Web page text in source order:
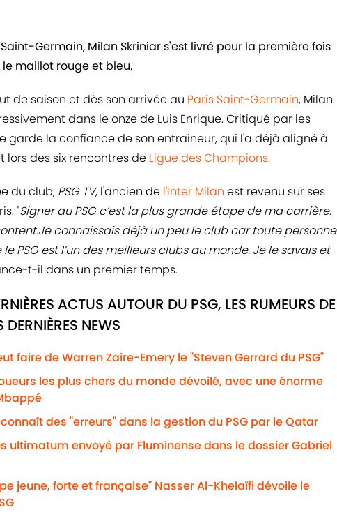
Germain, Milan Skriniar s'est livré pour la première fois
maillot rouge et bleu.
de saison et dès son arrivée au Paris Saint-Germain, Milan
dans le onze de Luis Enrique. Critiqué par les
garde la confiance de son entraineur, qui l'a déjà aligné à
lors des six rencontres de Ligue des Champions.
du club, PSG TV, l'ancien de l'Inter Milan est revenu sur ses
"Signer au PSG c’est la plus grande étape de ma carrière.
connaissais déjà un peu le club car toute personne
PSG est l’un des meilleurs clubs au monde. Je le savais et
t-il dans un premier temps.
ACTUS AUTOUR DU PSG, LES RUMEURS DE
DERNIÈRES NEWS
faire de Warren Zaîre-Emery le "Steven Gerrard du PSG"
les plus chers du monde dévoilé, avec une énorme
des "erreurs" dans la gestion du PSG par le Qatar
ultimatum envoyé par Fluminense dans le dossier Gabriel
jeune, forte et française" Nasser Al-Khelaïfi dévoile le